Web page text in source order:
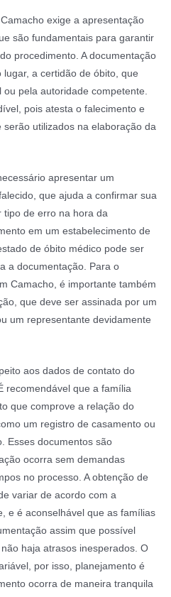
exige a apresentação
são fundamentais para garantir
procedimento. A documentação
a certidão de óbito, que
pela autoridade competente.
pois atesta o falecimento e
utilizados na elaboração da
apresentar um
que ajuda a confirmar sua
tipo de erro na hora da
em um estabelecimento de
de óbito médico pode ser
a documentação. Para o
Camacho, é importante também
que deve ser assinada por um
um representante devidamente
aos dados de contato do
recomendável que a família
que comprove a relação do
um registro de casamento ou
Esses documentos são
ocorra sem demandas
no processo. A obtenção de
variar de acordo com a
e é aconselhável que as famílias
assim que possível
haja atrasos inesperados. O
por isso, planejamento é
ocorra de maneira tranquila